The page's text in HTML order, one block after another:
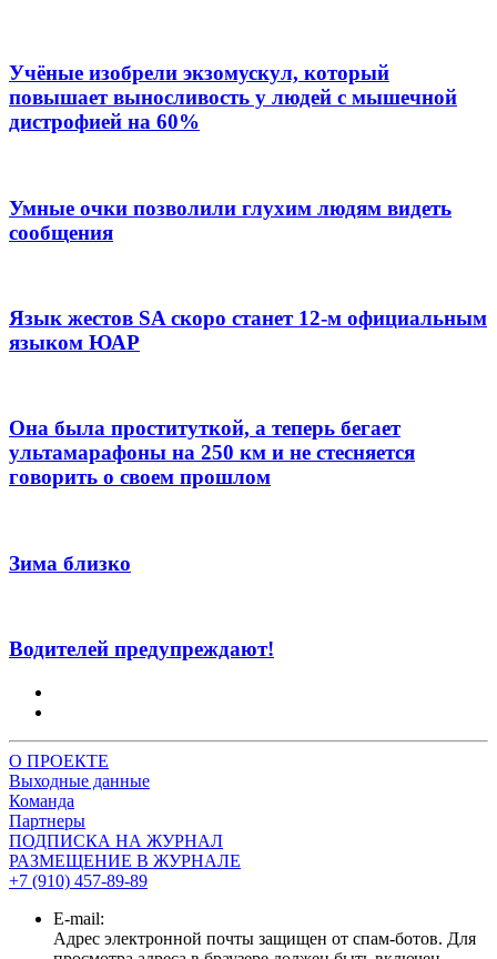
Учёные изобрели экзомускул, который
повышает выносливость у людей с мышечной
дистрофией на 60%
Умные очки позволили глухим людям видеть
сообщения
Язык жестов SA скоро станет 12-м официальным
языком ЮАР
Она была проституткой, а теперь бегает
ультамарафоны на 250 км и не стесняется
говорить о своем прошлом
Зима близко
Водителей предупреждают!
О ПРОЕКТЕ
Выходные данные
Команда
Партнеры
ПОДПИСКА НА ЖУРНАЛ
РАЗМЕЩЕНИЕ В ЖУРНАЛЕ
+7 (910) 457-89-89
E-mail:
Адрес электронной почты защищен от спам-ботов. Для